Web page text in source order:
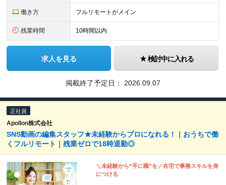
働き方 フルリモートがメイン
残業時間 10時間以内
求人を見る 検討中に入れる
掲載終了予定日： 2026.09.07
正社員
Apollon株式会社
SNS動画の編集スタッフ★未経験からプロになれる！｜おうちで働
くフルリモート｜残業ゼロで18時退勤◎
＼未経験から“手に職”を／在宅で事務スキルを身
につける